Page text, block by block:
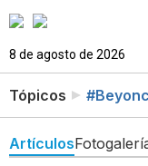
8 de agosto de 2026
Tópicos
Artículos